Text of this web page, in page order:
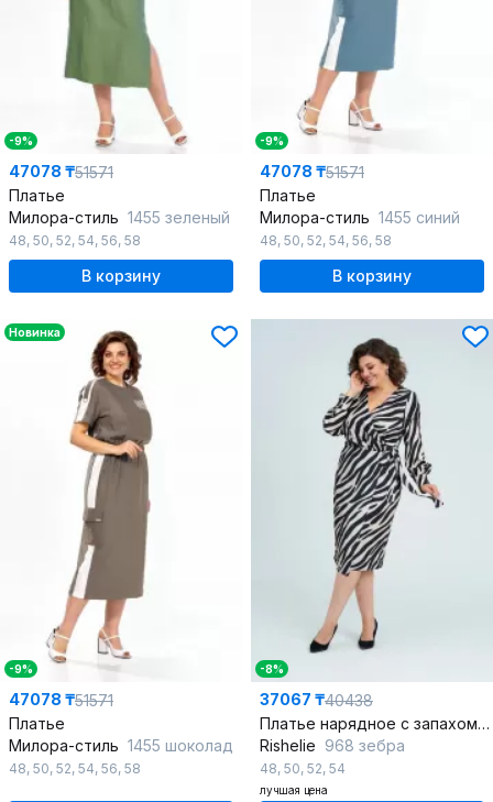
-9%
47078 ₸51571
Платье
Милора-стиль 1455 зеленый
48, 50, 52, 54, 56, 58
В корзину
-9%
47078 ₸51571
Платье
Милора-стиль 1455 синий
48, 50, 52, 54, 56, 58
В корзину
Новинка
-9%
47078 ₸51571
Платье
Милора-стиль 1455 шоколад
48, 50, 52, 54, 56, 58
-8%
37067 ₸40438
Платье нарядное с запахом и коротким рукавом из текстиля
Rishelie 968 зебра
48, 50, 52, 54
лучшая цена